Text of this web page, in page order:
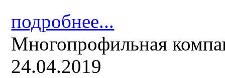
подробнее...
Многопрофильная
24.04.2019